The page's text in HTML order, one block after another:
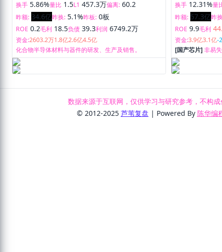
换手 5.86%量比 1.5L1 457.3万偏离: 60.2
昨额: 34.6亿昨换: 5.1%昨板: 0板
ROE 0.2毛利 18.5负债 39.3利润 6749.2万
资金:2603.2万1.8亿2.6亿4.5亿
化合物半导体材料与器件的研发、生产及销售。
换手 12.31%量
昨额: 57.3亿昨
ROE 9.9毛利
资金:3.9亿3.1亿-
[国产芯片]非易
芯片的设计与销
数据来源于互联网，仅供学习与研究参考，不构
© 2012-2025 芦苇复盘 | Powered By 陈华编